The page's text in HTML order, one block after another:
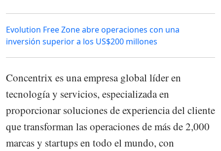
Evolution Free Zone abre operaciones con una
inversión superior a los US$200 millones
Concentrix es una empresa global líder en
tecnología y servicios, especializada en
proporcionar soluciones de experiencia del cliente
que transforman las operaciones de más de 2,000
marcas y startups en todo el mundo, con